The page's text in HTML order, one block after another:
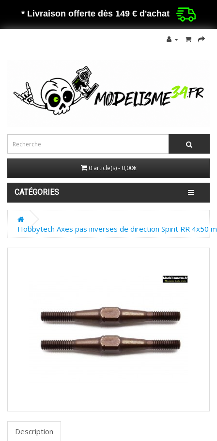
* Livraison offerte dès 149 € d'achat
0 article(s) - 0,00€
CATÉGORIES
Hobbytech Axes pas inverses de direction Spirit RR 4x50
Description